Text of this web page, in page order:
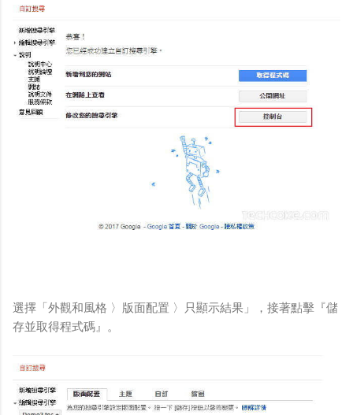
選擇「外觀和風格 〉版面配置 〉只顯示結果」，接著點擊『儲
存並取得程式碼』。